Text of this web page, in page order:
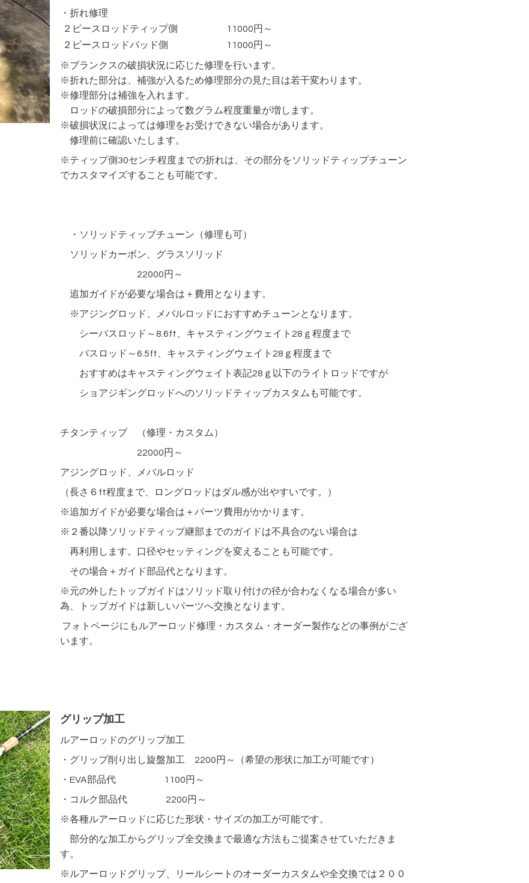
・折れ修理
２ピースロッドティップ側
11000円～
２ピースロッドバッド側
11000円～
※ブランクスの破損状況に応じた修理を行います。
※折れた部分は、補強が入るため修理部分の見た目は若干変わります。
※修理部分は補強を入れます。
ロッドの破損部分によって数グラム程度重量が増します。
※破損状況によっては修理をお受けできない場合があります。
修理前に確認いたします。
※ティップ側30センチ程度までの折れは、その部分をソリッドティップチューン
でカスタマイズすることも可能です。
・ソリッドティップチューン（修理も可）
ソリッドカーボン、グラスソリッド
22000円～
追加ガイドが必要な場合は＋費用となります。
※アジングロッド、メバルロッドにおすすめチューンとなります。
シーバスロッド～8.6ft、キャスティングウェイト28ｇ程度まで
バスロッド～6.5ft、キャスティングウェイト28ｇ程度まで
おすすめはキャスティングウェイト表記28ｇ以下のライトロッドですが
ショアジギングロッドへのソリッドティップカスタムも可能です。
チタンティップ （修理・カスタム）
22000円～
アジングロッド、メバルロッド
（長さ６ft程度まで、ロングロッドはダル感が出やすいです。）
※追加ガイドが必要な場合は＋パーツ費用がかかります。
※２番以降ソリッドティップ継部までのガイドは不具合のない場合は
再利用します。口径やセッティングを変えることも可能です。
その場合＋ガイド部品代となります。
※元の外したトップガイドはソリッド取り付けの径が合わなくなる場合が多い
為、トップガイドは新しいパーツへ交換となります。
フォトページにもルアーロッド修理・カスタム・オーダー製作などの事例がござ
います。
グリップ加工
ルアーロッドのグリップ加工
・グリップ削り出し旋盤加工 2200円～（希望の形状に加工が可能です）
・EVA部品代 1100円～
・コルク部品代 2200円～
※各種ルアーロッドに応じた形状・サイズの加工が可能です。
部分的な加工からグリップ全交換まで最適な方法もご提案させていただきま
す。
※ルアーロッドグリップ、リールシートのオーダーカスタムや全交換では２００